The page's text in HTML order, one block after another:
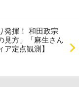
発揮！ 和田政宗
見方」「麻生さん
定点観測】